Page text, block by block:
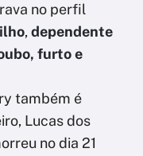
no perfil
, dependente
furto e
também é
Lucas dos
no dia 21